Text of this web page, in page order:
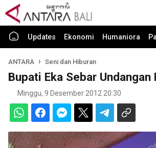
Updates Ekonomi Humaniora
ANTARA Seni dan Hiburan
Bupati Eka Sebar Undangan
Minggu, 9 Desember 2012 20:30